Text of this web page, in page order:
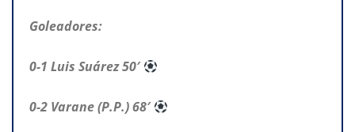
Goleadores:
0-1 Luis Suárez 50′
0-2 Varane (P.P.) 68′